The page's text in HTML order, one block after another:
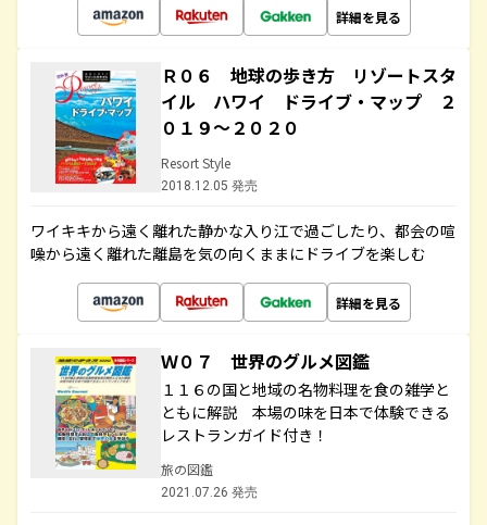
詳細を見る
Ｒ０６ 地球の歩き方 リゾートスタ
イル ハワイ ドライブ・マップ ２
０１９～２０２０
Resort Style
2018.12.05 発売
ワイキキから遠く離れた静かな入り江で過ごしたり、都会の喧
噪から遠く離れた離島を気の向くままにドライブを楽しむ
詳細を見る
Ｗ０７ 世界のグルメ図鑑
１１６の国と地域の名物料理を食の雑学と
ともに解説 本場の味を日本で体験できる
レストランガイド付き！
旅の図鑑
2021.07.26 発売